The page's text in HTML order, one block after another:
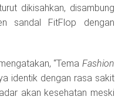
dikisahkan, disambung
sandal FitFlop dengan
“Tema Fashion
identik dengan rasa sakit
akan kesehatan meski